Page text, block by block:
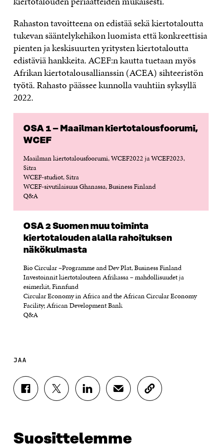
Rahaston tavoitteena on edistää sekä kiertotaloutta
tukevan sääntelykehikon luomista että konkreettisia
pienten ja keskisuurten yritysten kiertotaloutta
edistäviä hankkeita. ACEF:n kautta tuetaan myös
Afrikan kiertotalousallianssin (ACEA) sihteeristön
työtä. Rahasto päässee kunnolla vauhtiin syksyllä
2022.
OSA 1 – Maailman kiertotalousfoorumi,
WCEF
Maailman kiertotalousfoorumi, WCEF2022 ja WCEF2023,
Sitra
WCEF-studiot, Sitra
WCEF-sivutilaisuus Ghanassa, Business Finland
Q&A
OSA 2 Suomen muu toiminta
kiertotalouden alalla rahoituksen
näkökulmasta
Bio Circular –Programme and Dev Plat, Business Finland
Investoinnit kiertotalouteen Afrikassa – mahdollisuudet ja
esimerkit, Finnfund
Circular Economy in Africa and the African Circular Economy
Facility; African Development Bank
Q&A
JAA
J
A
C
J
A
I
J
A
N
J
A
H
K
O
Suosittelemme